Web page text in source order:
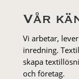
Vår
Vi arbetar,
inredning.
skapa
och företag.